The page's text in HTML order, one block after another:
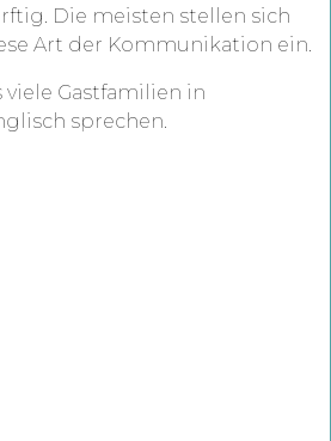
Die meisten stellen sich
Art der Kommunikation ein.
viele Gastfamilien in
sprechen.